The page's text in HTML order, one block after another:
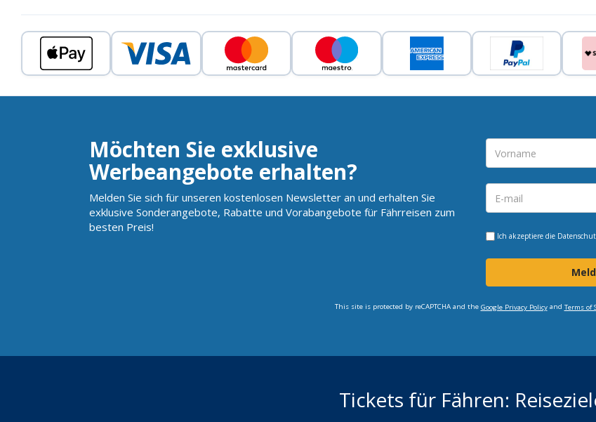
Möchten Sie exklusive
Werbeangebote erhalten?
Melden Sie sich für unseren kostenlosen Newsletter an und erhalten Sie
exklusive Sonderangebote, Rabatte und Vorabangebote für Fährreisen zum
besten Preis!
Ich akzeptiere die
This site is protected by reCAPTCHA and the Google Privacy Policyand Terms of
Tickets für Fähren: